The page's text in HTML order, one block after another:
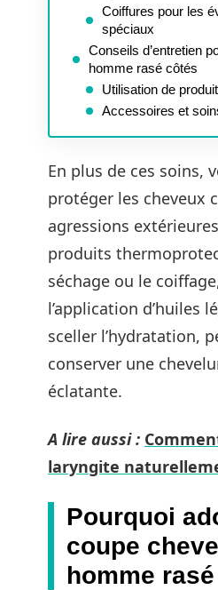
Coiffures pour les
spéciaux
Conseils d’entretien
homme rasé côtés
Utilisation de
Accessoires et
En plus de ces soins,
protéger les cheveux
agressions
produits
séchage ou le
l’application d’huiles
sceller l’hydratation,
conserver une
éclatante.
A lire aussi :
laryngite
Pourquoi
coupe
homme